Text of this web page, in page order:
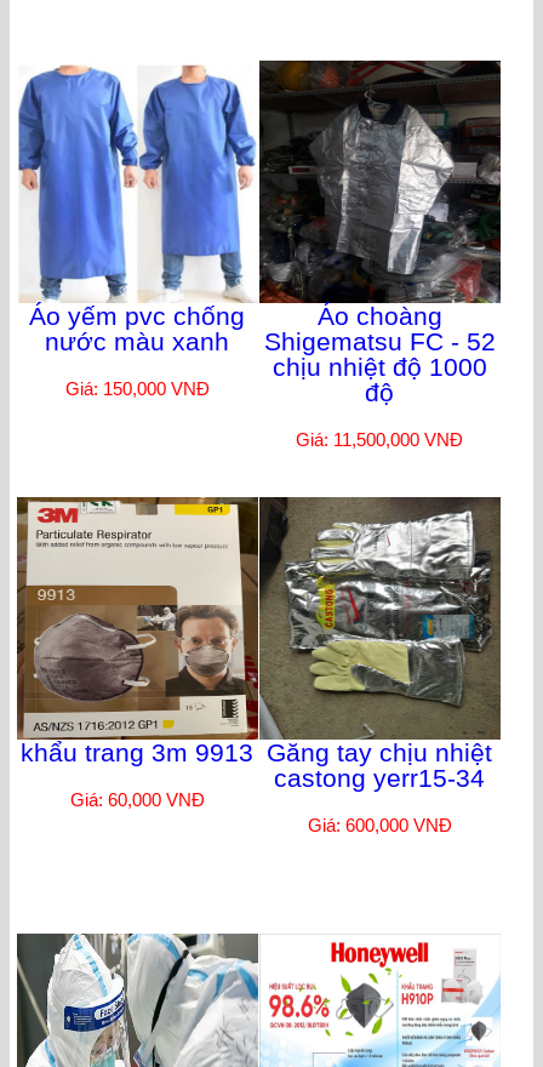
Áo yếm pvc chống
nước màu xanh
Giá: 150,000 VNĐ
Áo choàng
Shigematsu FC - 52
chịu nhiệt độ 1000
độ
Giá: 11,500,000 VNĐ
khẩu trang 3m 9913
Giá: 60,000 VNĐ
Găng tay chịu nhiệt
castong yerr15-34
Giá: 600,000 VNĐ